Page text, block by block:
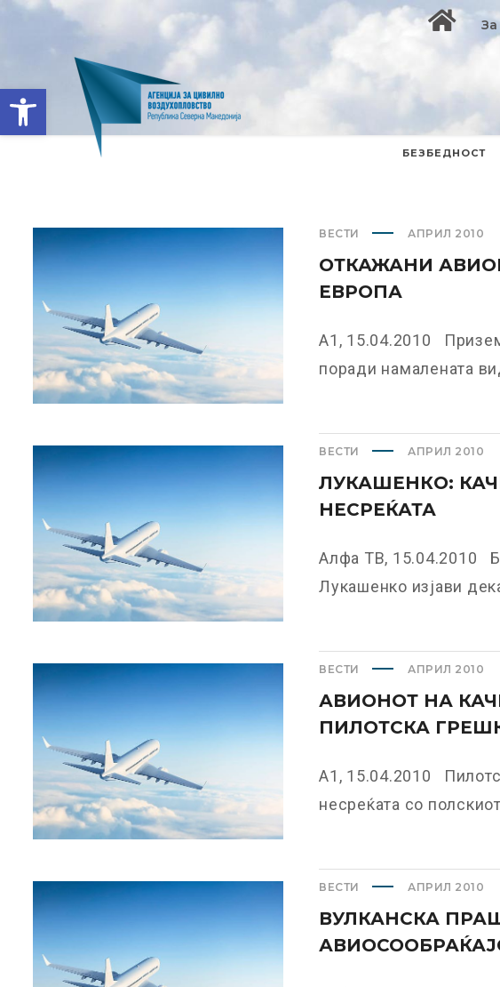
Open toolbar
За
БЕЗБЕДНОСТ
ВЕСТИ АПРИЛ 2010
ОТКАЖАНИ
ЕВРОПА
А1, 15.04.2010
поради намалената
ВЕСТИ АПРИЛ 2010
ЛУКАШЕНКО:
НЕСРЕЌАТА
Алфа ТВ, 15.04.2010
Лукашенко изјави
ВЕСТИ АПРИЛ 2010
АВИОНОТ НА
ПИЛОТСКА
А1, 15.04.2010
несреќата со
ВЕСТИ АПРИЛ 2010
ВУЛКАНСКА